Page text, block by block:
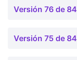
Versión 76 de 84
Versión 75 de 84